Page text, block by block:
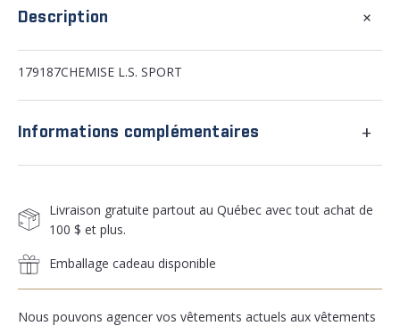
Description +
179187CHEMISE L.S. SPORT
Informations complémentaires +
Livraison gratuite partout au Québec avec tout achat de
100 $ et plus.
Emballage cadeau disponible
Nous pouvons agencer vos vêtements actuels aux vêtements